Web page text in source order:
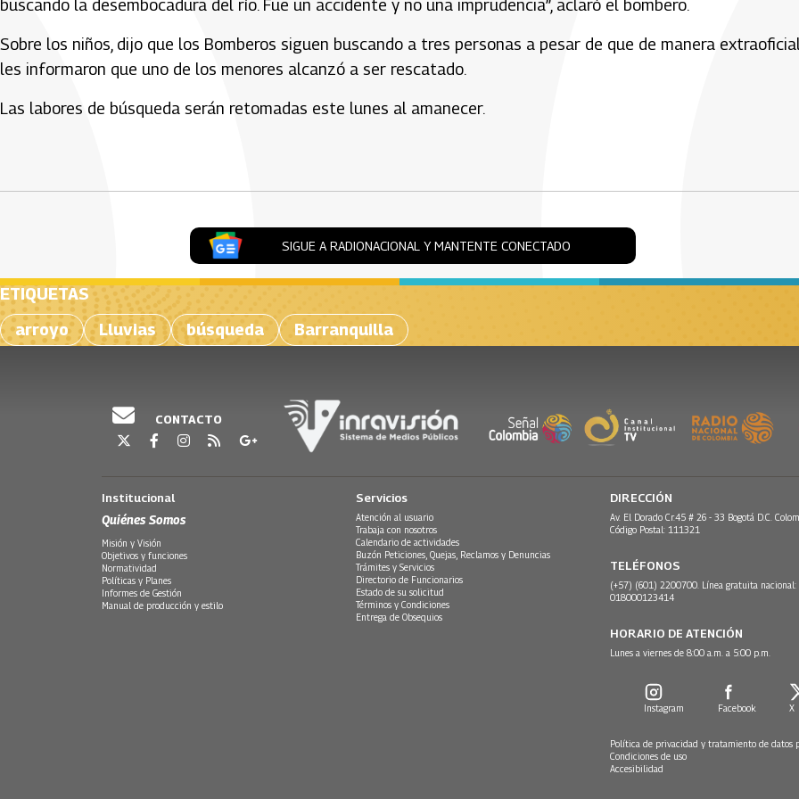
buscando la desembocadura del río. Fue un accidente y no una imprudencia”, aclaró el bombero.
Sobre los niños, dijo que los Bomberos siguen buscando a tres personas a pesar de que de manera
les informaron que uno de los menores alcanzó a ser rescatado.
Las labores de búsqueda serán retomadas este lunes al amanecer.
SIGUE A RADIONACIONAL Y MANTENTE CONECTADO
ETIQUETAS
arroyo
Lluvias búsqueda Barranquilla
CONTACTO
Institucional
Quiénes Somos
Misión y Visión
Objetivos y funciones
Normatividad
Políticas y Planes
Informes de Gestión
Manual de producción y estilo
Servicios
Atención al usuario
Trabaja con nosotros
Calendario de actividades
Buzón Peticiones, Quejas, Reclamos y Denuncias
Trámites y Servicios
Directorio de Funcionarios
Estado de su solicitud
Términos y Condiciones
Entrega de Obsequios
DIRECCIÓN
Av. El Dorado Cr.45 # 26 - 33 Bogotá D.C.
Código Postal: 111321
TELÉFONOS
(+57) (601) 2200700. Línea gratuita nacional:
018000123414
HORARIO DE ATENCIÓN
Lunes a viernes de 8:00 a.m. a 5:00 p.m.
Instagram Facebook X
Política de privacidad y tratamiento de datos
Condiciones de uso
Accesibilidad